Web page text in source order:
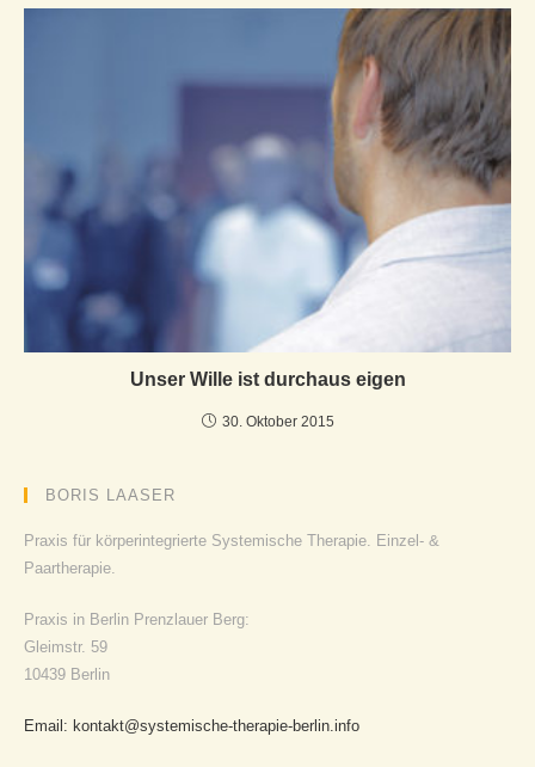
Unser Wille ist durchaus eigen
30. Oktober 2015
BORIS LAASER
Praxis für körperintegrierte Systemische Therapie. Einzel- &
Paartherapie.
Praxis in Berlin Prenzlauer Berg:
Gleimstr. 59
10439 Berlin
Email: kontakt@systemische-therapie-berlin.info